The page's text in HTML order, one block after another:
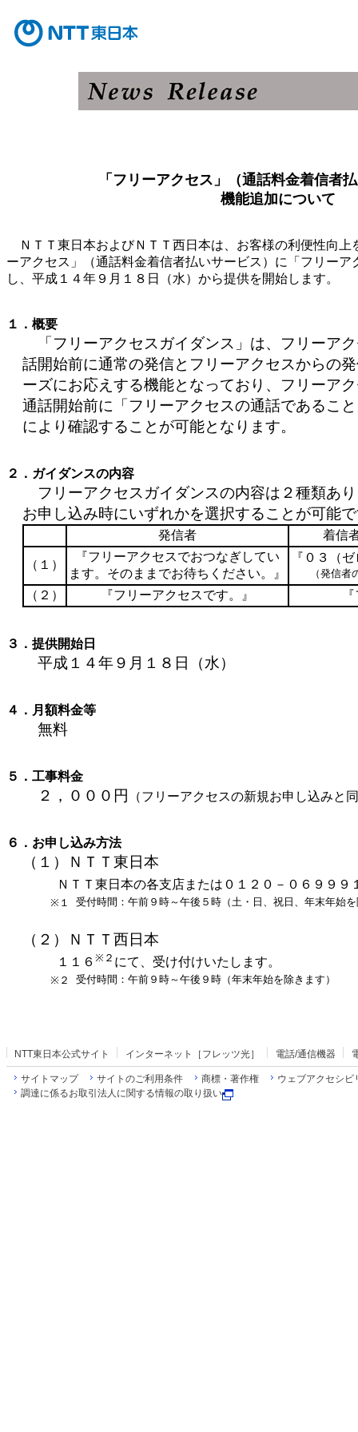
「フリーアクセス」（通話料金着信者
機能追加について
ＮＴＴ東日本およびＮＴＴ西日本は、お客様の利便性向上
ーアクセス」（通話料金着信者払いサービス）に「フリー
し、平成１４年９月１８日（水）から提供を開始します。
１．概要
「フリーアクセスガイダンス」は、フリーア
話開始前に通常の発信とフリーアクセスからの
ーズにお応えする機能となっており、フリーア
通話開始前に「フリーアクセスの通話であるこ
により確認することが可能となります。
２．ガイダンスの内容
フリーアクセスガイダンスの内容は２種類あ
お申し込み時にいずれかを選択することが可能
発信者 着信
（１）
『フリーアクセスでおつなぎしてい
ます。そのままでお待ちください。』
『０３（
（発信
（２） 『フリーアクセスです。』
３．提供開始日
平成１４年９月１８日（水）
４．月額料金等
無料
５．工事料金
２，０００円 （フリーアクセスの新規お申し込みと
６．お申し込み方法
（１）ＮＴＴ東日本
ＮＴＴ東日本の各支店または０１２０－０６９９９
※１ 受付時間：午前９時～午後５時（土・日、祝日、年末年始
（２）ＮＴＴ西日本
１１６ ※２ にて、受け付けいたします。
※２ 受付時間：午前９時～午後９時（年末年始を除きます）
NTT東日本公式サイト インターネット［フレッツ光］ 電話/通信機器
サイトマップ サイトのご利用条件 商標・著作権
ウェブアクセシビ
調達に係るお取引法人に関する情報の取り扱い